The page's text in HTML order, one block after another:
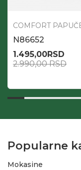
COMFORT
N86652
1.495,00RSD
2.990,00RSD
Popularne
Mokasine